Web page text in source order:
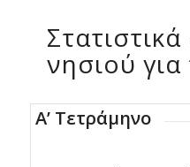
νησιού
Α’ Τετράμηνο